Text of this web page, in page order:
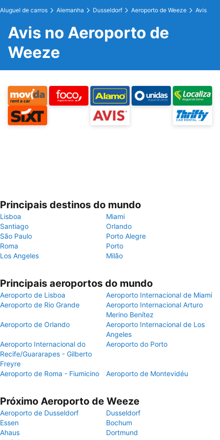
Aluguel de carros Alemanha Dusseldorf Aeroporto de Weeze Avis
Avis no Aeroporto de
Weeze
Principais destinos do mundo
Lisboa
Miami
Santiago
Orlando
São Paulo
Porto Alegre
Roma
Porto
Los Angeles
Milão
Principais aeroportos do mundo
Aeroporto de Lisboa
Aeroporto Internacional de Miami
Aeroporto de Rio Grande
Aeroporto Internacional Arturo
Merino Benítez
Aeroporto de Orlando
Aeroporto Internacional de Los
Angeles
Aeroporto Internacional do
Recife/Guararapes - Gilberto
Freyre
Aeroporto do Porto
Aeroporto de Roma - Fiumicino Aeroporto de Montevidéu
Próximo Aeroporto de Weeze
Aeroporto de Dusseldorf
Dusseldorf
Essen
Bochum
Ahaus
Dortmund